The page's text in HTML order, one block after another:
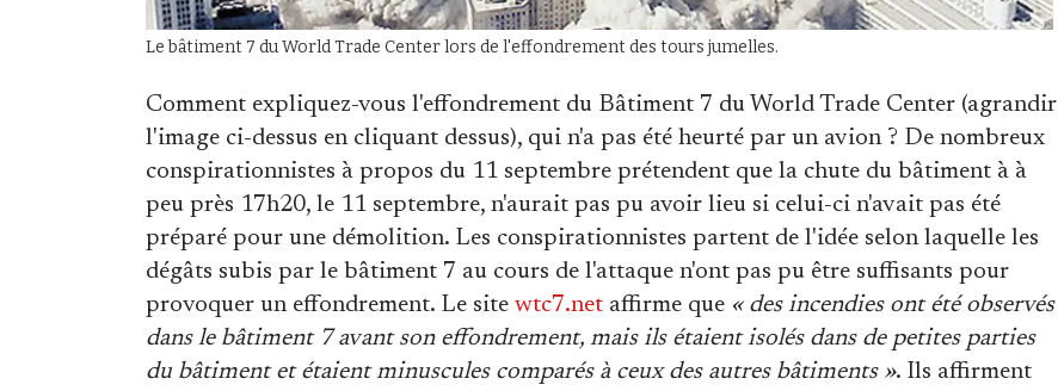
Le bâtiment 7 du World Trade Center lors de l'effondrement des tours jumelles.
Comment expliquez-vous l'effondrement du Bâtiment 7 du World Trade Center (agrandir
l'image ci-dessus en cliquant dessus), qui n'a pas été heurté par un avion ? De nombreux
conspirationnistes à propos du 11 septembre prétendent que la chute du bâtiment à à
peu près 17h20, le 11 septembre, n'aurait pas pu avoir lieu si celui-ci n'avait pas été
préparé pour une démolition. Les conspirationnistes partent de l'idée selon laquelle les
dégâts subis par le bâtiment 7 au cours de l'attaque n'ont pas pu être suffisants pour
provoquer un effondrement. Le site wtc7.net affirme que « des incendies ont été observés
dans le bâtiment 7 avant son effondrement, mais ils étaient isolés dans de petites parties
du bâtiment et étaient minuscules comparés à ceux des autres bâtiments ». Ils affirment